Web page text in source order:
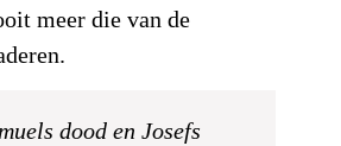
meer die van de
dood en Josefs